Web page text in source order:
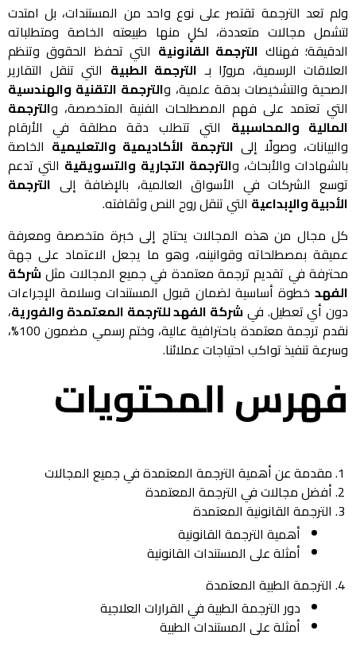
ولم تعد الترجمة تقتصر على نوع واحد من المستندات، بل امتدت
لتشمل مجالات متعددة، لكلٍ منها طبيعته الخاصة ومتطلباته
الدقيقة؛ فهناك الترجمة القانونية التي تحفظ الحقوق وتنظم
العلاقات الرسمية، مرورًا بـ الترجمة الطبية التي تنقل التقارير
الصحية والتشخيصات بدقة علمية، والترجمة التقنية والهندسية
التي تعتمد على فهم المصطلحات الفنية المتخصصة، والترجمة
المالية والمحاسبية التي تتطلب دقة مطلقة في الأرقام
والبيانات، وصولًا إلى الترجمة الأكاديمية والتعليمية الخاصة
بالشهادات والأبحاث، والترجمة التجارية والتسويقية التي تدعم
توسع الشركات في الأسواق العالمية، بالإضافة إلى الترجمة
الأدبية والإبداعيةالتي تنقل روح النص وثقافته.
كل مجال من هذه المجالات يحتاج إلى خبرة متخصصة ومعرفة
عميقة بمصطلحاته وقوانينه، وهو ما يجعل الاعتماد على جهة
محترفة في تقديم ترجمة معتمدة في جميع المجالات مثلشركة
الفهد خطوة أساسية لضمان قبول المستندات وسلامة الإجراءات
دون أي تعطيل. فيشركة الفهد للترجمة المعتمدة والفورية،
نقدم ترجمة معتمدة باحترافية عالية، وختم رسمي مضمون 100%،
وسرعة تنفيذ تواكب احتياجات عملائنا.
فهرس المحتويات
مقدمة عن أهمية الترجمة المعتمدة في جميع المجالات
أفضل مجالات في الترجمة المعتمدة
الترجمة القانونية المعتمدة
أهمية الترجمة القانونية
أمثلة على المستندات القانونية
الترجمة الطبية المعتمدة
دور الترجمة الطبية في القرارات العلاجية
أمثلة على المستندات الطبية